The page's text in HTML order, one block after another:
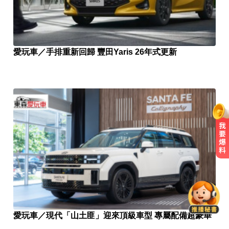
愛玩車／手排重新回歸 豐田Yaris 26年式更新
愛玩車／現代「山土匪」迎來頂級車型 專屬配備超豪華
律師勾掮客誆「可買BNT疫苗」 詐
慈濟10億
環法女子自行車賽爆「胸罩作
弊」！官方急出手